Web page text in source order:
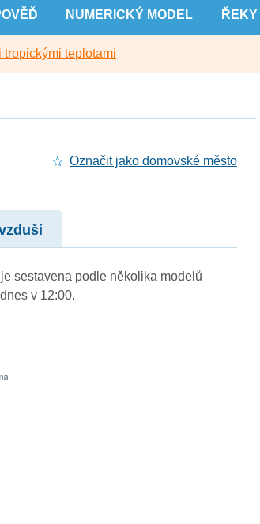
NUMERICKÝ MODEL ŘEKY
teplotami
Označit jako domovské město
sestavena podle několika modelů
v 12:00.